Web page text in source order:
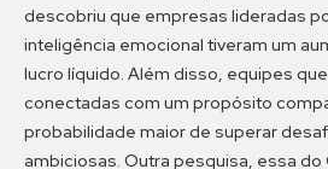
descobriu que empresas lideradas
inteligência emocional tiveram um
lucro líquido. Além disso, equipes
conectadas com um propósito
probabilidade maior de superar
ambiciosas. Outra pesquisa, essa